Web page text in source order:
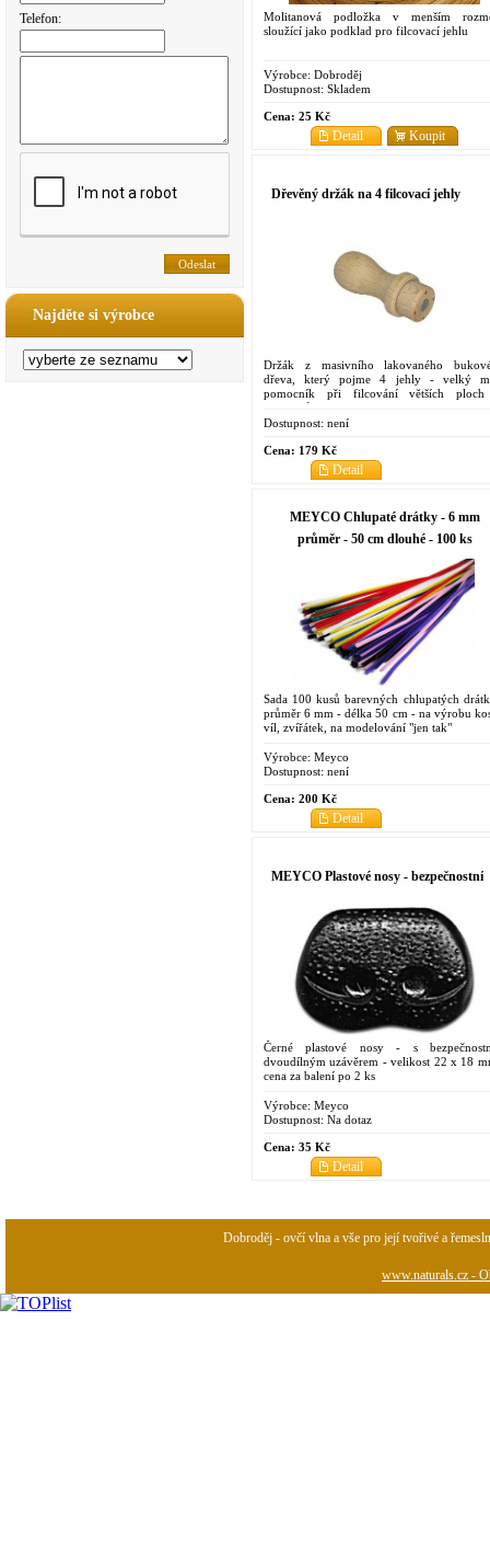
Telefon:
Najděte si výrobce
Molitanová podložka v menším
sloužící jako podklad pro filcovací jehlu
Výrobce: Dobroděj
Dostupnost: Skladem
Cena: 25 Kč
Koupit
Detail
Dřevěný držák na 4 filcovací jehly
Držák z masivního lakovaného
dřeva, který pojme 4 jehly - velký
pomocník při filcování větších
předmětů
Dostupnost: není
Cena: 179 Kč
Detail
MEYCO Chlupaté drátky - 6 mm
průměr - 50 cm dlouhé - 100 ks
Sada 100 kusů barevných chlupatých
průměr 6 mm - délka 50 cm - na výrobu
víl, zvířátek, na modelování "jen tak"
Výrobce: Meyco
Dostupnost: není
Cena: 200 Kč
Detail
MEYCO Plastové nosy - bezpečnostní
Černé plastové nosy - s
dvoudílným uzávěrem - velikost 22 x 18
cena za balení po 2 ks
Výrobce: Meyco
Dostupnost: Na dotaz
Cena: 35 Kč
Detail
Dobroděj - ovčí vlna a vše pro její tvořivé a
www.naturals.cz -